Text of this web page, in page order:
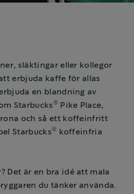
släktingar eller kollegor
erbjuda kaffe för allas
en blandning av
Starbucks ®
Pike Place,
och så ett koffeinfritt
Starbucks®
koffeinfria
Det är en bra idé att mala
du tänker använda.